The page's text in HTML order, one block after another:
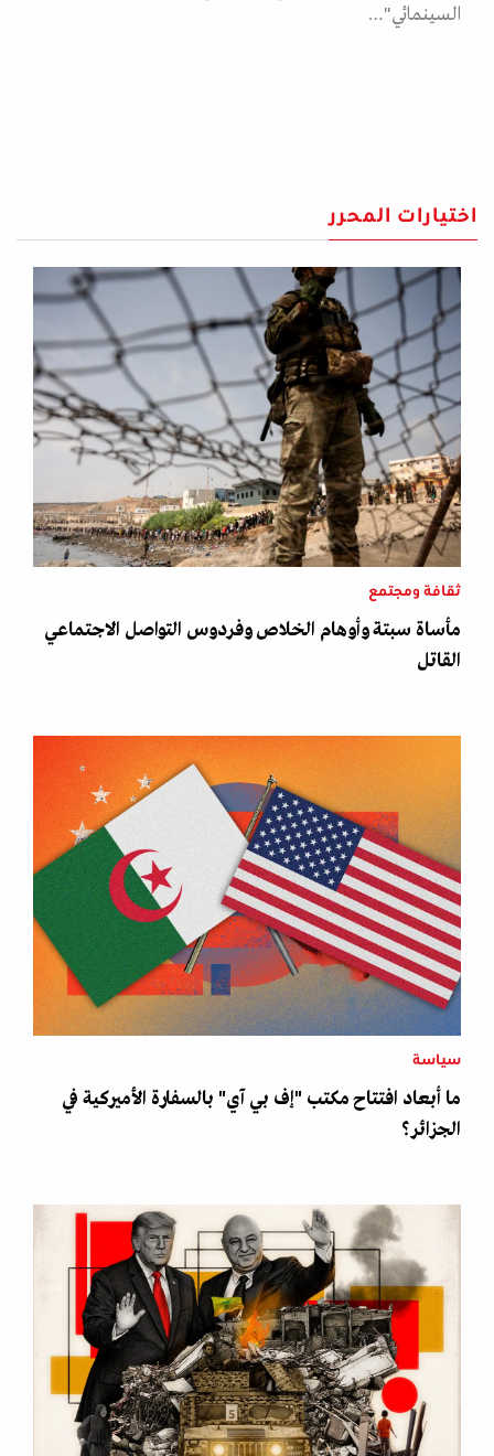
السينمائي"…
اختيارات المحرر
ثقافة ومجتمع
مأساة سبتة وأوهام الخلاص وفردوس التواصل الاجتماعي
القاتل
سياسة
ما أبعاد افتتاح مكتب "إف بي آي" بالسفارة الأميركية في
الجزائر؟